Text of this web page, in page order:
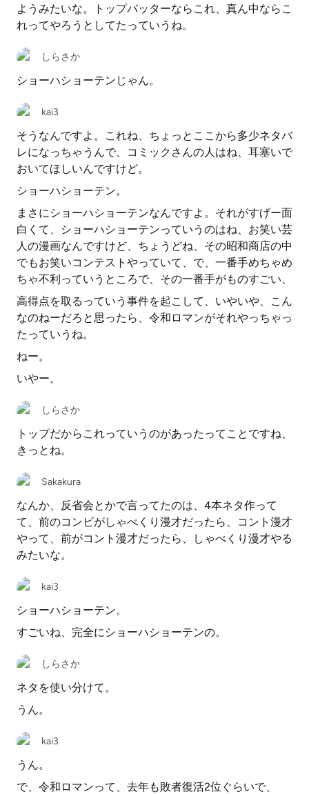
ようみたいな。トップバッターならこれ、真ん中ならこ
れってやろうとしてたっていうね。
しらさか
ショーハショーテンじゃん。
kai3
そうなんですよ。これね、ちょっとここから多少ネタバ
レになっちゃうんで、コミックさんの人はね、耳塞いで
おいてほしいんですけど。
ショーハショーテン。
まさにショーハショーテンなんですよ。それがすげー面
白くて、ショーハショーテンっていうのはね、お笑い芸
人の漫画なんですけど、ちょうどね、その昭和商店の中
でもお笑いコンテストやっていて、で、一番手めちゃめ
ちゃ不利っていうところで、その一番手がものすごい、
高得点を取るっていう事件を起こして、いやいや、こん
なのねーだろと思ったら、令和ロマンがそれやっちゃっ
たっていうね。
ねー。
いやー。
しらさか
トップだからこれっていうのがあったってことですね、
きっとね。
Sakakura
なんか、反省会とかで言ってたのは、4本ネタ作って
て、前のコンビがしゃべくり漫才だったら、コント漫才
やって、前がコント漫才だったら、しゃべくり漫才やる
みたいな。
kai3
ショーハショーテン。
すごいね、完全にショーハショーテンの。
しらさか
ネタを使い分けて。
うん。
kai3
うん。
で、令和ロマンって、去年も敗者復活2位ぐらいで、